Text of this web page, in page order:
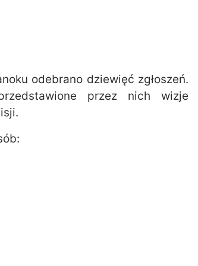
odebrano dziewięć zgłoszeń.
przez nich wizje